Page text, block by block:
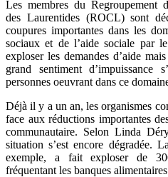
Les membres du Regroupement
des Laurentides (ROCL) sont
coupures importantes dans les
sociaux et de l’aide sociale par
exploser les demandes d’aide
grand sentiment d’impuissance
personnes oeuvrant dans ce
Déjà il y a un an, les organismes
face aux réductions importantes
communautaire. Selon Linda
situation s’est encore dégradée.
exemple, a fait exploser de
fréquentant les banques